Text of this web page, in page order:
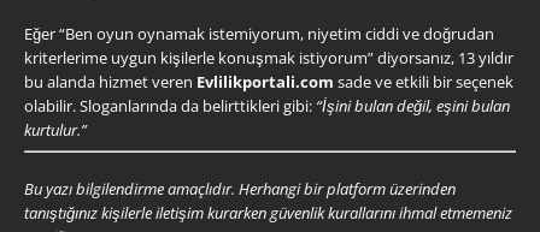
Eğer “Ben oyun oynamak istemiyorum, niyetim ciddi ve doğrudan
kriterlerime uygun kişilerle konuşmak istiyorum” diyorsanız, 13 yıldır
bu alanda hizmet veren Evlilikportali.com sade ve etkili bir seçenek
olabilir. Sloganlarında da belirttikleri gibi: “İşini bulan değil, eşini bulan
kurtulur.”
Bu yazı bilgilendirme amaçlıdır. Herhangi bir platform üzerinden
tanıştığınız kişilerle iletişim kurarken güvenlik kurallarını ihmal etmemeniz